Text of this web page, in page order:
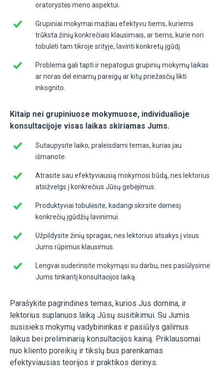
oratorystės meno aspektui.
Grupiniai mokymai mažiau efektyvu tiems, kuriems
trūksta žinių konkrečiais klausimais, ar tiems, kurie nori
tobulėti tam tikroje srityje, lavinti konkretų įgūdį.
Problema gali tapti ir nepatogus grupinių mokymų laikas
ar noras dėl einamų pareigų ar kitų priežasčių likti
inkognito.
Kitaip nei grupiniuose mokymuose, individualioje
konsultacijoje visas laikas skiriamas Jums.
Sutaupysite laiko, praleisdami temas, kurias jau
išmanote.
Atrasite sau efektyviausią mokymosi būdą, nes lektorius
atsižvelgs į konkrečius Jūsų gebėjimus.
Produktyviai tobulėsite, kadangi skirsite dėmesį
konkrečių įgūdžių lavinimui.
Užpildysite žinių spragas, nes lektorius atsakys į visus
Jums rūpimus klausimus.
Lengvai suderinsite mokymąsi su darbu, nes pasiūlysime
Jums tinkantį konsultacijos laiką.
Parašykite pagrindines temas, kurios Jus domina, ir
lektorius suplanuos laiką Jūsų susitikimui. Su Jumis
susisieks mokymų vadybininkas ir pasiūlys galimus
laikus bei preliminarią konsultacijos kainą. Priklausomai
nuo kliento poreikių ir tikslų bus parenkamas
efektyviausias teorijos ir praktikos derinys.